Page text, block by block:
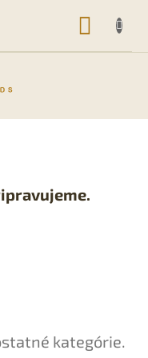
kategórie.